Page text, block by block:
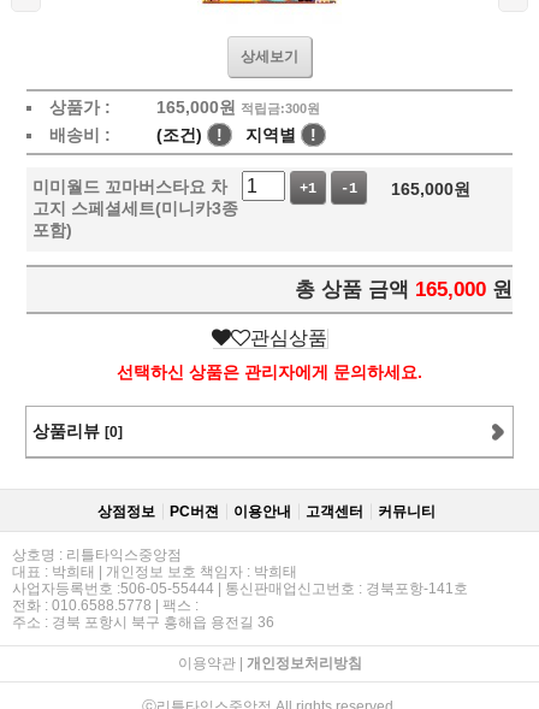
상세보기
상품가 : 165,000원 적립금:300원
배송비 : (조건) ! 지역별 !
미미월드 꼬마버스타요 차
고지 스페셜세트(미니카3종
포함)
+1 -1 165,000원
총 상품 금액 165,000 원
관심상품
선택하신 상품은 관리자에게 문의하세요.
상품리뷰 [0]
상점정보 PC버젼 이용안내 고객센터 커뮤니티
상호명 : 리틀타익스중앙점
대표 : 박희태 | 개인정보 보호 책임자 : 박희태
사업자등록번호 :506-05-55444 | 통신판매업신고번호 : 경북포항-141호
전화 : 010.6588.5778 | 팩스 :
주소 : 경북 포항시 북구 흥해읍 용전길 36
이용약관| 개인정보처리방침